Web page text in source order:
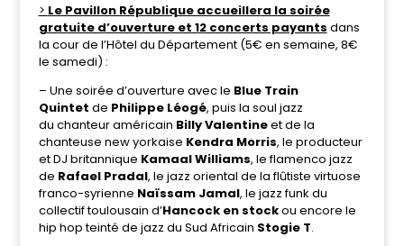
> Le Pavillon République accueillera la soirée
gratuite d’ouverture et 12 concerts payants dans
la cour de l’Hôtel du Département (5€ en semaine, 8€
le samedi) :
– Une soirée d’ouverture avec le Blue Train
Quintet de Philippe Léogé, puis la soul jazz
du chanteur américain Billy Valentineet de la
chanteuse new yorkaise Kendra Morris, le producteur
et DJ britannique Kamaal Williams, le flamenco jazz
de Rafael Pradal, le jazz oriental de la flûtiste virtuose
franco-syrienne Naïssam Jamal, le jazz funk du
collectif toulousain d’Hancock en stockou encore le
hip hop teinté de jazz du Sud Africain Stogie T.